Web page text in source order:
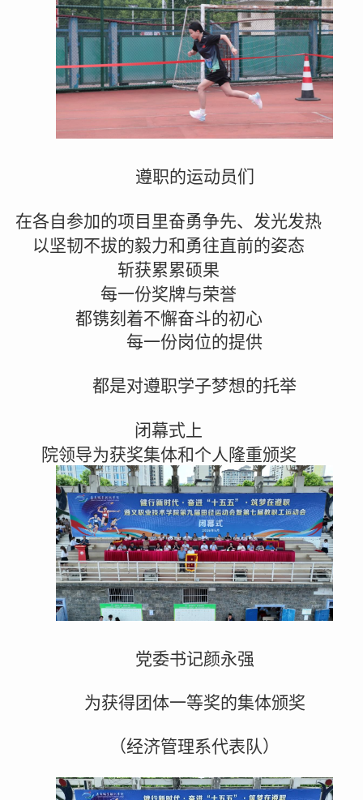
遵职的运动员们
在各自参加的项目里奋勇争先、发光发热
以坚韧不拔的毅力和勇往直前的姿态
斩获累累硕果
每一份奖牌与荣誉
都镌刻着不懈奋斗的初心
每一份岗位的提供
都是对遵职学子梦想的托举
闭幕式上
院领导为获奖集体和个人隆重颁奖
党委书记颜永强
为获得团体一等奖的集体颁奖
（经济管理系代表队）